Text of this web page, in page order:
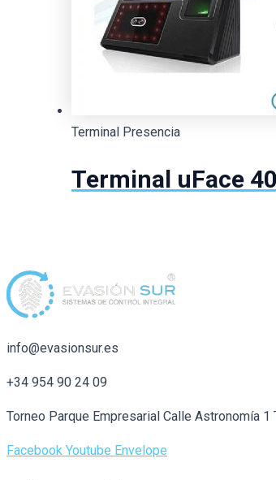
Terminal Presencia
Terminal uFace
info@evasionsur.es
+34 954 90 24 09
Torneo Parque Empresarial Calle Astronomía
Facebook Youtube Envelope